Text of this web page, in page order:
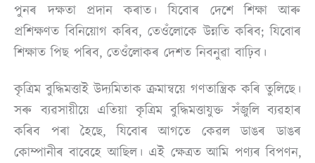
পুনৰ দক্ষতা প্ৰদান কৰাত। যিবোৰ দেশে শিক্ষা আৰু
প্ৰশিক্ষণত বিনিয়োগ কৰিব, তেওঁলোকে উন্নতি কৰিব; যিবোৰ
শিক্ষাত পিছ পৰিব, তেওঁলোকৰ দেশত নিবনুৱা বাঢ়িব।
কৃত্ৰিম বুদ্ধিমত্তাই উদ্যমিতাক ক্ৰমান্বয়ে গণতান্ত্ৰিক কৰি তুলিছে।
সৰু ব্যৱসায়ীয়ে এতিয়া কৃত্ৰিম বুদ্ধিমত্তাযুক্ত সঁজুলি ব্যৱহাৰ
কৰিব পৰা হৈছে, যিবোৰ আগতে কেৱল ডাঙৰ ডাঙৰ
কোম্পানীৰ বাবেহে আছিল। এই ক্ষেত্ৰত আমি পণ্যৰ বিপণন,